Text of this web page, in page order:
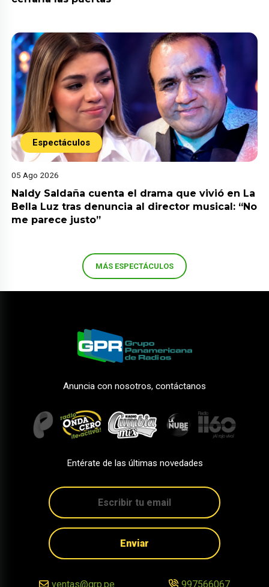
Espectáculos
05 Ago 2026
Naldy Saldaña cuenta el drama que vivió en La
Bella Luz tras denuncia al director musical: “No
me parece justo”
MÁS ESPECTÁCULOS
Anuncia con nosotros, contáctanos
Entérate de las últimas novedades
Enviar
ventas@grp.pe 997566067